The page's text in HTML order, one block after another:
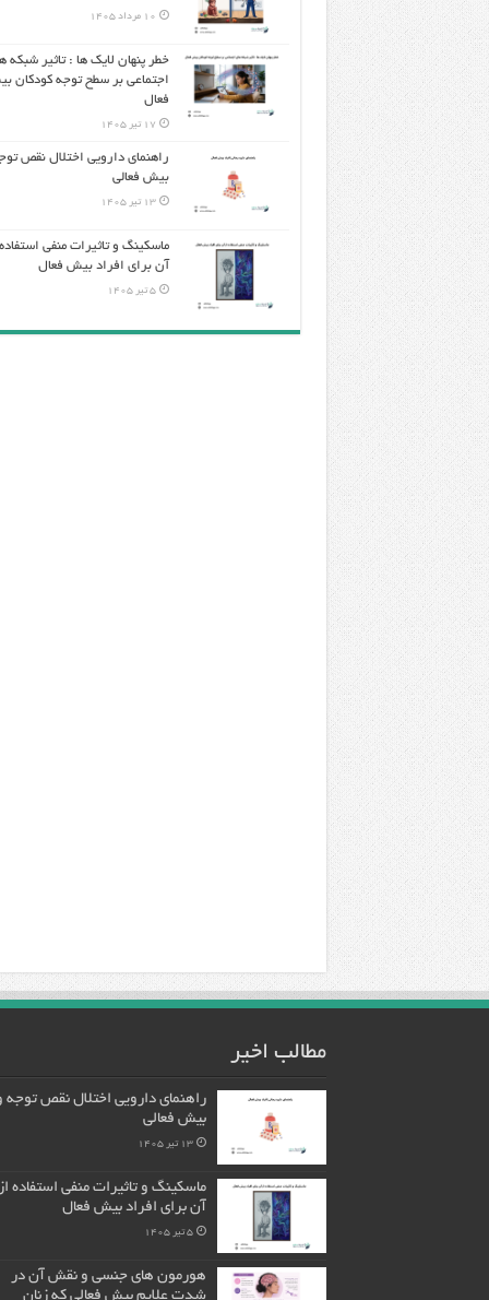
10 مرداد 1405
خطر پنهان لایک ها : تاثیر شبکه
اجتماعی بر سطح توجه کودکان
فعال
17 تیر 1405
راهنمای دارویی اختلال نقص
بیش فعالی
13 تیر 1405
ماسکینگ و تاثیرات منفی استفاده
آن برای افراد بیش فعال
5 تیر 1405
مطالب اخیر
راهنمای دارویی اختلال نقص توجه
بیش فعالی
13 تیر 1405
ماسکینگ و تاثیرات منفی استفاده از
آن برای افراد بیش فعال
5 تیر 1405
هورمون های جنسی و نقش آن در
شدت علایم بیش فعالی که زنان